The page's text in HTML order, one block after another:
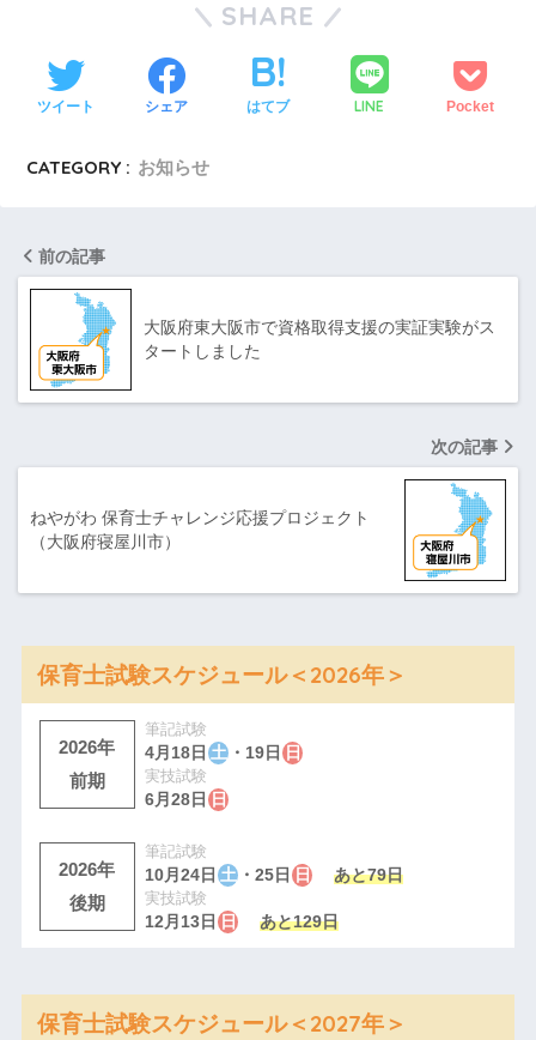
SHARE
ツイート シェア はてブ LINE Pocket
CATEGORY : お知らせ
前の記事
大阪府東大阪市で資格取得支援の実証実験がス
タートしました
次の記事
ねやがわ 保育士チャレンジ応援プロジェクト
（大阪府寝屋川市）
保育士試験スケジュール＜2026年＞
2026年
前期
筆記試験
4月18日 土 ・19日 日
実技試験
6月28日 日
2026年
後期
筆記試験
10月24日 土 ・25日 日
あと79日
実技試験
12月13日 日 あと129日
保育士試験スケジュール＜2027年＞